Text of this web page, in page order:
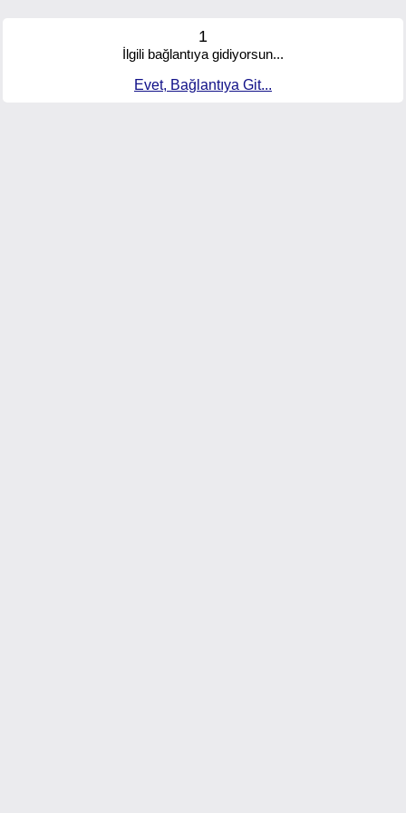
1
İlgili bağlantıya gidiyorsun...
Evet, Bağlantıya Git...